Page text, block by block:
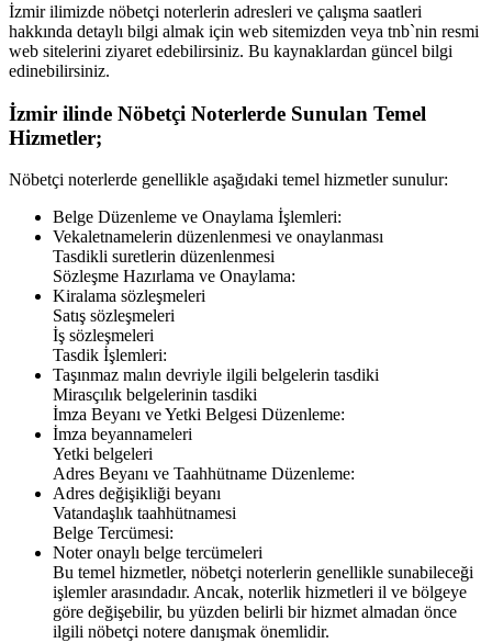
İzmirilimizde nöbetçi noterlerin adresleri ve çalışma saatleri
hakkında detaylı bilgi almak için web sitemizden veya tnb`nin resmi
web sitelerini ziyaret edebilirsiniz. Bu kaynaklardan güncel bilgi
edinebilirsiniz.
İzmir ilinde Nöbetçi Noterlerde Sunulan Temel
Hizmetler;
Nöbetçi noterlerde genellikle aşağıdaki temel hizmetler sunulur:
Belge Düzenleme ve Onaylama İşlemleri:
Vekaletnamelerin düzenlenmesi ve onaylanması
Tasdikli suretlerin düzenlenmesi
Sözleşme Hazırlama ve Onaylama:
Kiralama sözleşmeleri
Satış sözleşmeleri
İş sözleşmeleri
Tasdik İşlemleri:
Taşınmaz malın devriyle ilgili belgelerin tasdiki
Mirasçılık belgelerinin tasdiki
İmza Beyanı ve Yetki Belgesi Düzenleme:
İmza beyannameleri
Yetki belgeleri
Adres Beyanı ve Taahhütname Düzenleme:
Adres değişikliği beyanı
Vatandaşlık taahhütnamesi
Belge Tercümesi:
Noter onaylı belge tercümeleri
Bu temel hizmetler, nöbetçi noterlerin genellikle sunabileceği
işlemler arasındadır. Ancak, noterlik hizmetleri il ve bölgeye
göre değişebilir, bu yüzden belirli bir hizmet almadan önce
ilgili nöbetçi notere danışmak önemlidir.